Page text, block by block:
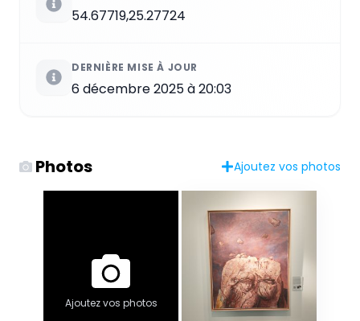
54.67719,25.27724
DERNIÈRE MISE À JOUR
6 décembre 2025 à 20:03
Photos Ajoutez vos photos
Ajoutez vos photos